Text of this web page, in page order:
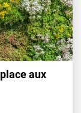
aux